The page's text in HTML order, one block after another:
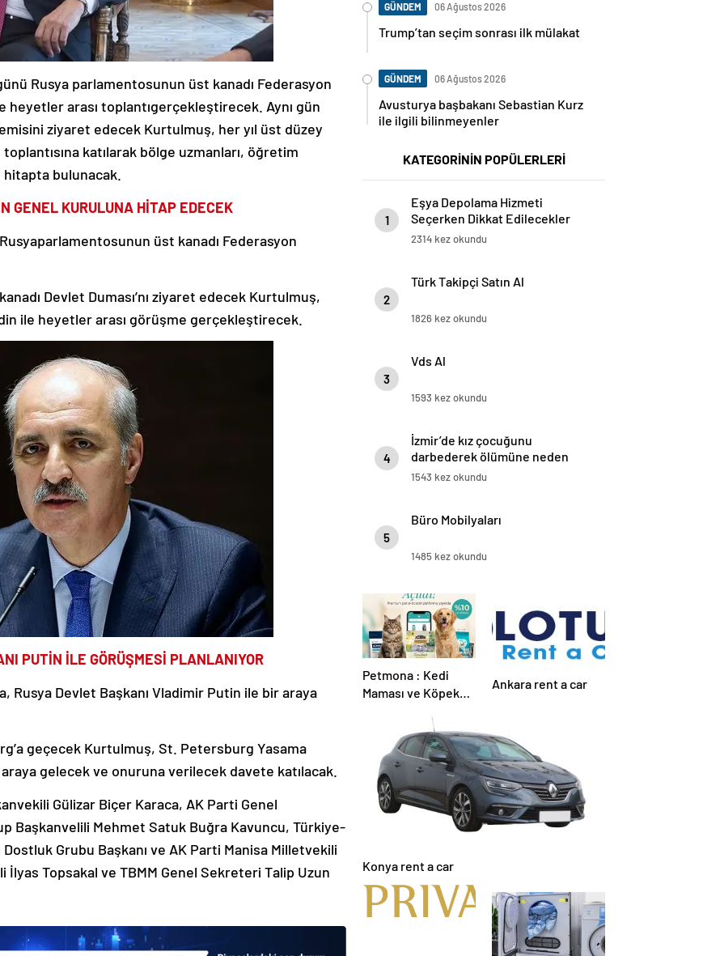
Rusya parlamentosunun üst kanadı Federasyon
heyetler arası toplantıgerçekleştirecek. Aynı gün
ziyaret edecek Kurtulmuş, her yıl üst düzey
katılarak bölge uzmanları, öğretim
bulunacak.
GENEL KURULUNA HİTAP EDECEK
üst kanadı Federasyon
Devlet Duması’nı ziyaret edecek Kurtulmuş,
ile heyetler arası görüşme gerçekleştirecek.
PUTİN İLE GÖRÜŞMESİ PLANLANIYOR
Rusya Devlet Başkanı Vladimir Putin ile bir araya
geçecek Kurtulmuş, St. Petersburg Yasama
gelecek ve onuruna verilecek davete katılacak.
Gülizar Biçer Karaca, AK Parti Genel
Başkanvelili Mehmet Satuk Buğra Kavuncu, Türkiye-
Grubu Başkanı ve AK Parti Manisa Milletvekili
Topsakal ve TBMM Genel Sekreteri Talip Uzun
GÜNDEM 06 Ağustos 2026
Trump’tan seçim sonrası ilk mülakat
GÜNDEM 06 Ağustos 2026
Avusturya başbakanı Sebastian Kurz
ile ilgili bilinmeyenler
KATEGORİNİN POPÜLERLERİ
1
Eşya Depolama Hizmeti
Seçerken Dikkat Edilecekler
2314 kez okundu
2
Türk Takipçi Satın Al
1826 kez okundu
3
Vds Al
1593 kez okundu
4
İzmir’de kız çocuğunu
darbederek ölümüne neden
olan sanığın duruşması başladı
1543 kez okundu
5
Büro Mobilyaları
1485 kez okundu
Petmona : Kedi
Maması ve Köpek
Evcil Hayvan
Ürünleri
Ankara rent a car
Konya rent a car